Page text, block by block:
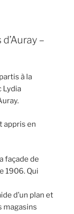
–
à la
Lydia
appris en
façade de
1906. Qui
d’un plan et
magasins